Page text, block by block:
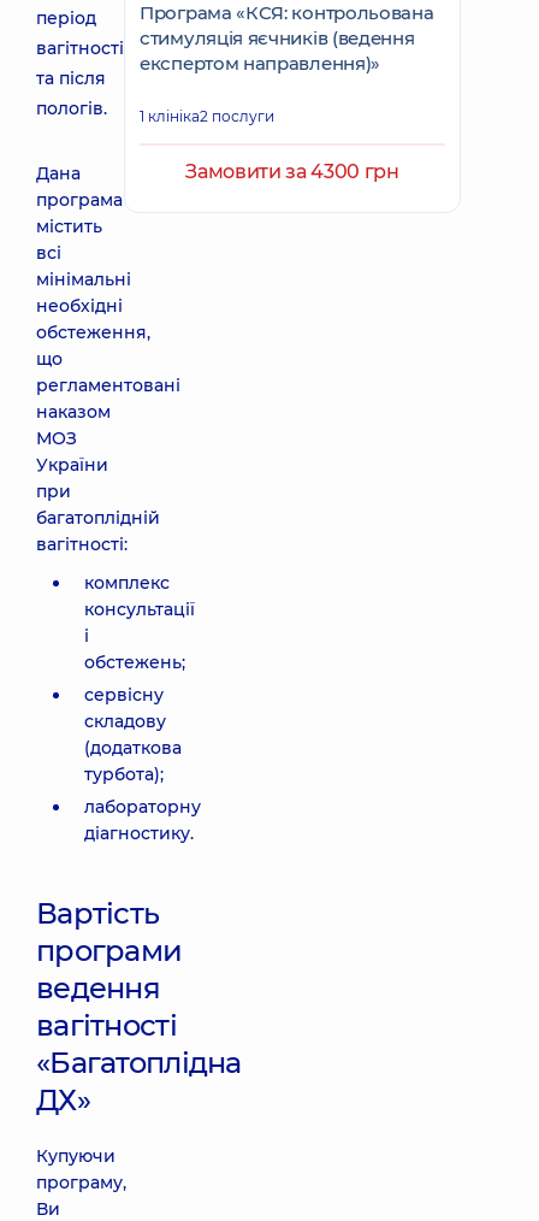
період
вагітності
та після
пологів.
Дана
програма
містить
всі
мінімальні
необхідні
обстеження,
що
регламентовані
наказом
МОЗ
України
при
багатоплідній
вагітності:
комплекс
консультації
і
обстежень;
сервісну
складову
(додаткова
турбота);
лабораторну
діагностику.
Вартість
програми
ведення
вагітності
«Багатоплідна
ДХ»
Купуючи
програму,
Ви
Програма «КСЯ: контрольована
стимуляція яєчників (ведення
експертом направлення)»
1 клініка2 послуги
Замовити за 4300 грн